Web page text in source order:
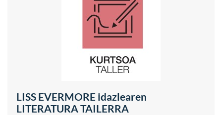
LISS EVERMORE idazlearen
LITERATURA TAILERRA